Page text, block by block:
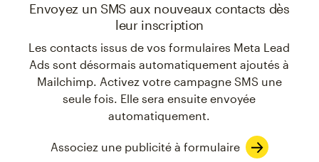
Envoyez un SMS aux nouveaux contacts dès
leur inscription
Les contacts issus de vos formulaires Meta Lead
Ads sont désormais automatiquement ajoutés à
Mailchimp. Activez votre campagne SMS une
seule fois. Elle sera ensuite envoyée
automatiquement.
Associez une publicité à formulaire